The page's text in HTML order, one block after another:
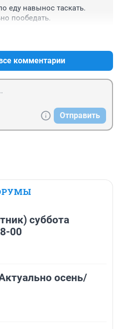
еду навынос таскать.
пообедать.
комментарии
Отправить
суббота
00
осень/